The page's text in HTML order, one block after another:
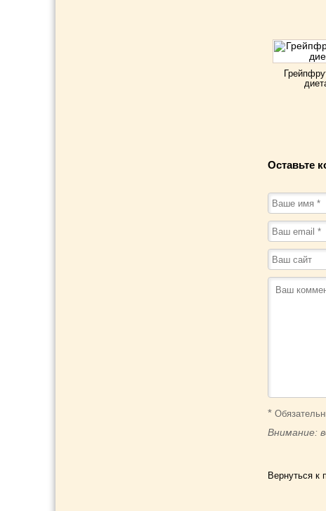
Оставьте
*
Внимание:
Вернуться к